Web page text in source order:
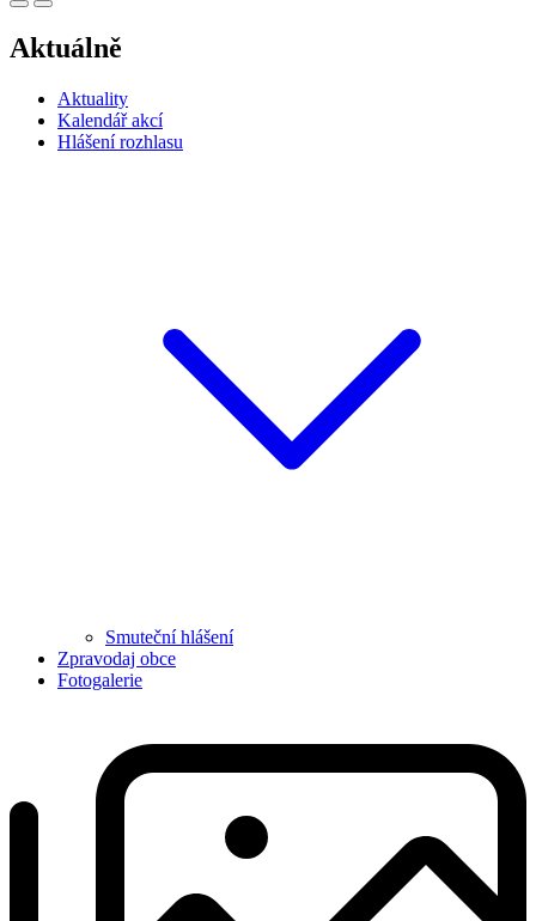
Aktuálně
Aktuality
Kalendář akcí
Hlášení rozhlasu
Smuteční hlášení
Zpravodaj obce
Fotogalerie